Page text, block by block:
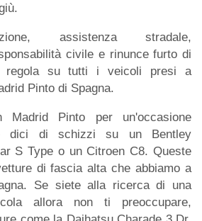
assistenza stradale,
civile e rinunce furto di
regola su tutti i veicoli presi a
Pinto di Spagna.
Pinto per un'occasione
dici di schizzi su un Bentley
S Type o un Citroen C8. Queste
di fascia alta che abbiamo a
Se siete alla ricerca di una
allora non ti preoccupare,